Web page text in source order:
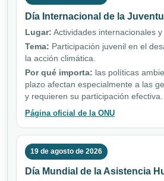
Día Internacional de la
Lugar: Actividades internacionales y
Tema: Participación juvenil en el
la acción climática.
Por qué importa: las políticas
plazo afectan especialmente a las
y requieren su participación efectiva.
Página oficial de la ONU
19 de agosto de 2026
Día Mundial de la Asistencia